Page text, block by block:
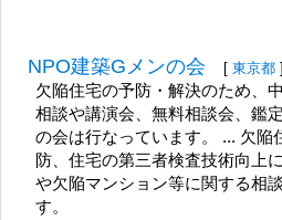
NPO建築Gメンの会 [ 東京都 ]
欠陥住宅の予防・解決のため、
相談や講演会、無料相談会、鑑
の会は行なっています。 ... 欠陥
防、住宅の第三者検査技術向上
や欠陥マンション等に関する相
す。